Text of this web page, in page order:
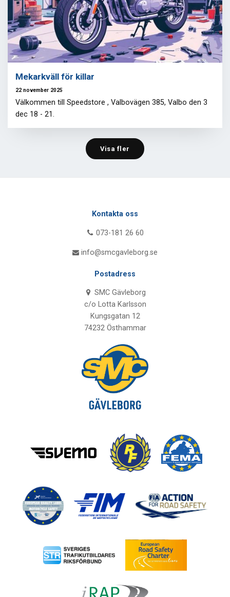
Mekarkväll för killar
22 november 2025
Välkommen till Speedstore , Valbovägen 385, Valbo den 3
dec 18 - 21.
Visa fler
Kontakta oss
073-181 26 60
info@smcgavleborg.se
Postadress
SMC Gävleborg
c/o Lotta Karlsson
Kungsgatan 12
74232 Östhammar